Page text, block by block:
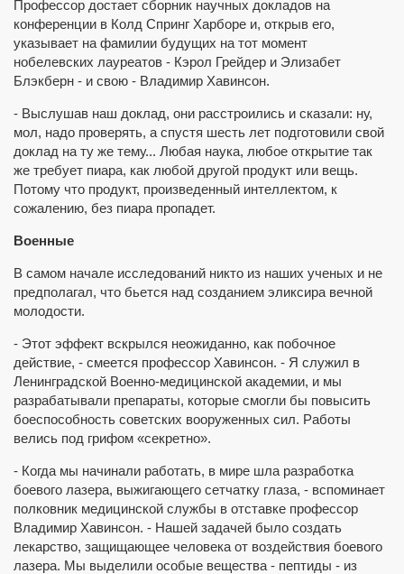
Профессор достает сборник научных докладов на
конференции в Колд Спринг Харборе и, открыв его,
указывает на фамилии будущих на тот момент
нобелевских лауреатов - Кэрол Грейдер и Элизабет
Блэкберн - и свою - Владимир Хавинсон.
- Выслушав наш доклад, они расстроились и сказали: ну,
мол, надо проверять, а спустя шесть лет подготовили свой
доклад на ту же тему... Любая наука, любое открытие так
же требует пиара, как любой другой продукт или вещь.
Потому что продукт, произведенный интеллектом, к
сожалению, без пиара пропадет.
Военные
В самом начале исследований никто из наших ученых и не
предполагал, что бьется над созданием эликсира вечной
молодости.
- Этот эффект вскрылся неожиданно, как побочное
действие, - смеется профессор Хавинсон. - Я служил в
Ленинградской Военно-медицинской академии, и мы
разрабатывали препараты, которые смогли бы повысить
боеспособность советских вооруженных сил. Работы
велись под грифом «секретно».
- Когда мы начинали работать, в мире шла разработка
боевого лазера, выжигающего сетчатку глаза, - вспоминает
полковник медицинской службы в отставке профессор
Владимир Хавинсон. - Нашей задачей было создать
лекарство, защищающее человека от воздействия боевого
лазера. Мы выделили особые вещества - пептиды - из